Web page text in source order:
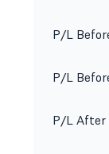
P/L
P/L
P/L After